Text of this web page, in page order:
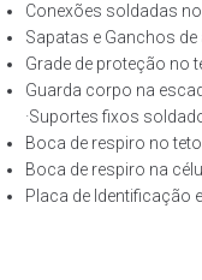
Conexões soldadas
Sapatas e Ganchos
Grade de proteção no
Guarda corpo na
·Suportes fixos
Boca de respiro no
Boca de respiro na
Placa de Identificação